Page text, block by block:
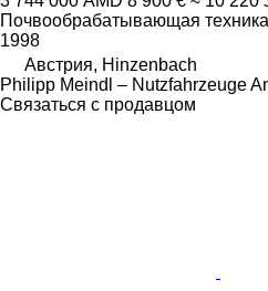
Почвообрабатывающая
1998
Австрия, Hinzenbach
Philipp Meindl – Nutzfahrzeuge
Связаться с продавцом